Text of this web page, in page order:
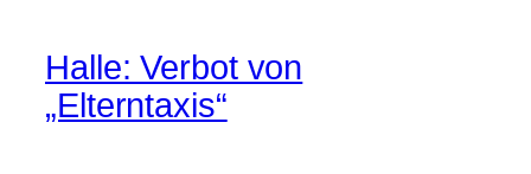
Die StadtHallewill im Frühjahr damit beginnen, an
drei Grundschulen die sog. „Elterntaxis“ zu verbieten.
Dazu werden in 200-300m Entfernung dreier